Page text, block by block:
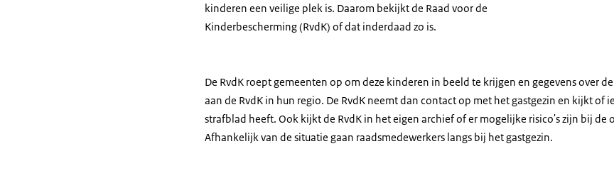
kinderen een veilige plek is. Daarom bekijkt de Raad voor de
Kinderbescherming (RvdK) of dat inderdaad zo is.
De RvdK roept gemeenten op om deze kinderen in beeld te krijgen en gegevens over
aan de RvdK in hun regio. De RvdK neemt dan contact op met het gastgezin en kijkt of
strafblad heeft. Ook kijkt de RvdK in het eigen archief of er mogelijke risico's zijn bij de
Afhankelijk van de situatie gaan raadsmedewerkers langs bij het gastgezin.